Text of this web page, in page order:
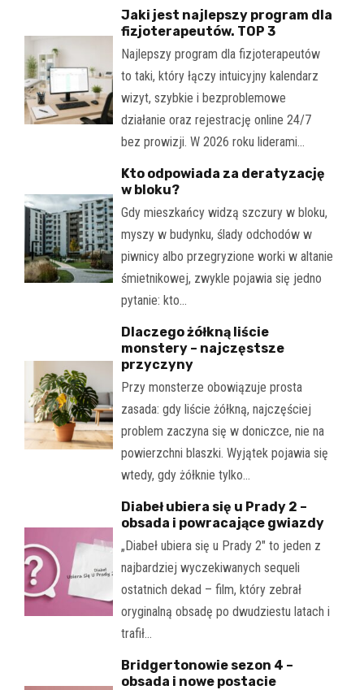
Jaki jest najlepszy program dla
fizjoterapeutów. TOP 3
Najlepszy program dla fizjoterapeutów
to taki, który łączy intuicyjny kalendarz
wizyt, szybkie i bezproblemowe
działanie oraz rejestrację online 24/7
bez prowizji. W 2026 roku liderami…
Kto odpowiada za deratyzację
w bloku?
Gdy mieszkańcy widzą szczury w bloku,
myszy w budynku, ślady odchodów w
piwnicy albo przegryzione worki w altanie
śmietnikowej, zwykle pojawia się jedno
pytanie: kto…
Dlaczego żółkną liście
monstery – najczęstsze
przyczyny
Przy monsterze obowiązuje prosta
zasada: gdy liście żółkną, najczęściej
problem zaczyna się w doniczce, nie na
powierzchni blaszki. Wyjątek pojawia się
wtedy, gdy żółknie tylko…
Diabeł ubiera się u Prady 2 –
obsada i powracające gwiazdy
„Diabeł ubiera się u Prady 2" to jeden z
najbardziej wyczekiwanych sequeli
ostatnich dekad – film, który zebrał
oryginalną obsadę po dwudziestu latach i
trafił…
Bridgertonowie sezon 4 –
obsada i nowe postacie